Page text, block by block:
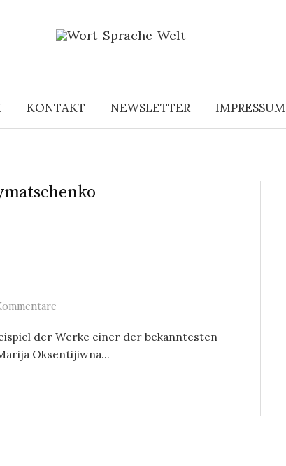
KONTAKT NEWSLETTER IMPRESSUM
der Werke einer der bekanntesten
Oksentijiwna...